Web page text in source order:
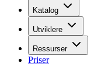
Katalog
Utviklere
Ressurser
Priser